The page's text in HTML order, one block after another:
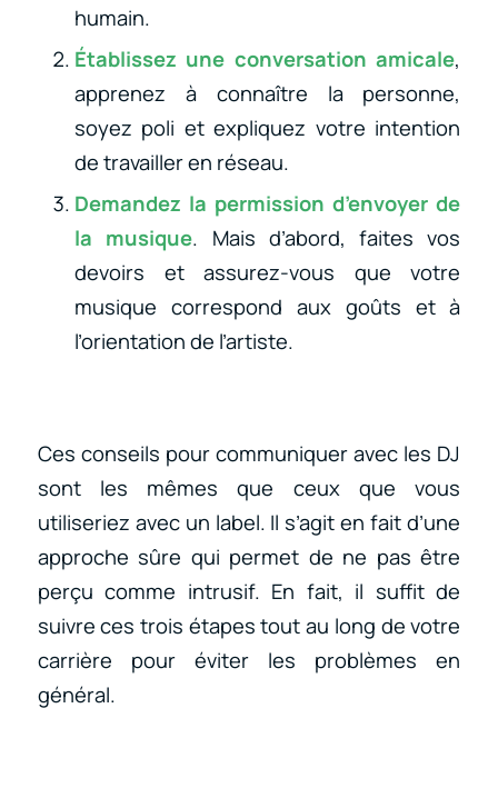
humain.
Établissez une conversation amicale,
apprenez à connaître la personne,
soyez poli et expliquez votre intention
de travailler en réseau.
Demandez la permission d’envoyer de
la musique. Mais d’abord, faites vos
devoirs et assurez-vous que votre
musique correspond aux goûts et à
l’orientation de l’artiste.
Ces conseils pour communiquer avec les DJ
sont les mêmes que ceux que vous
utiliseriez avec un label. Il s’agit en fait d’une
approche sûre qui permet de ne pas être
perçu comme intrusif. En fait, il suffit de
suivre ces trois étapes tout au long de votre
carrière pour éviter les problèmes en
général.